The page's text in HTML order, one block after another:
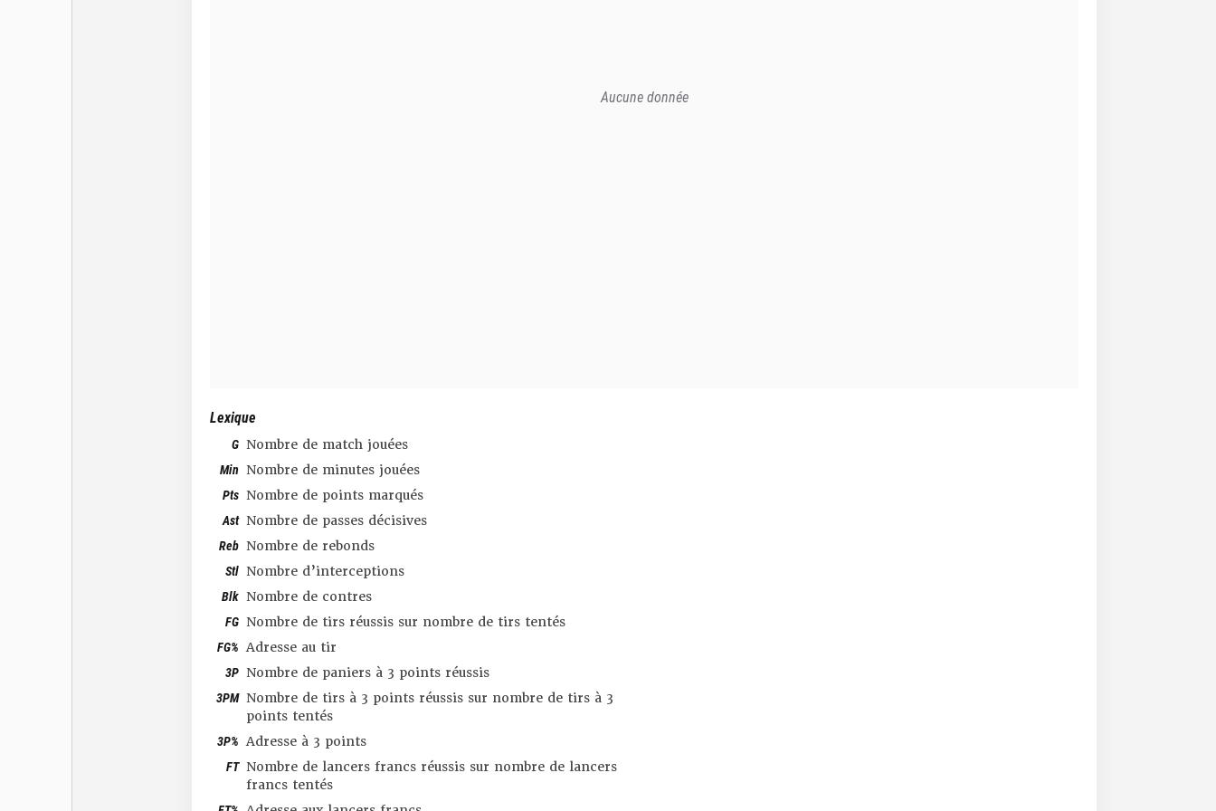
Aucune donnée
Lexique
G Nombre de match jouées
Min Nombre de minutes jouées
Pts Nombre de points marqués
Ast Nombre de passes décisives
Reb Nombre de rebonds
Stl Nombre d’interceptions
Blk Nombre de contres
FG Nombre de tirs réussis sur nombre de tirs tentés
FG% Adresse au tir
3P Nombre de paniers à 3 points réussis
3PM Nombre de tirs à 3 points réussis sur nombre de tirs à 3
points tentés
3P% Adresse à 3 points
FT Nombre de lancers francs réussis sur nombre de lancers
francs tentés